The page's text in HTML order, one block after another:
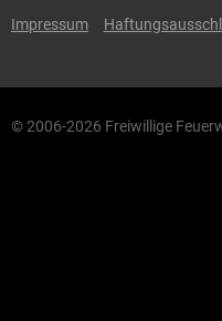
Impressum
© 2006-2026 Freiwillige